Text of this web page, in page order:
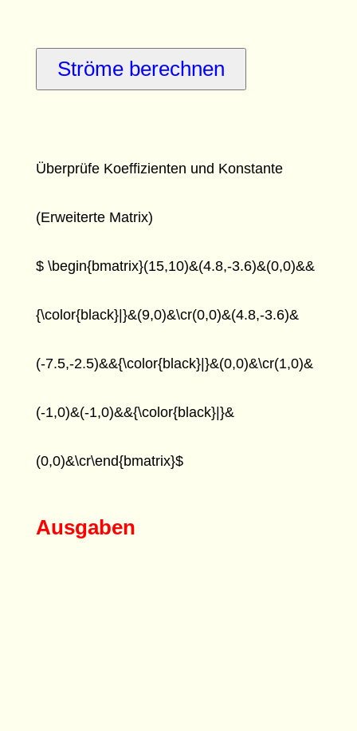
Überprüfe Koeffizienten und Konstante
(Erweiterte Matrix)
$ \begin{bmatrix}(15,10)&(4.8,-3.6)&(0,0)&&
{\color{black}|}&(9,0)&\cr(0,0)&(4.8,-3.6)&
(-7.5,-2.5)&&{\color{black}|}&(0,0)&\cr(1,0)&
(-1,0)&(-1,0)&&{\color{black}|}&
(0,0)&\cr\end{bmatrix}$
Ausgaben